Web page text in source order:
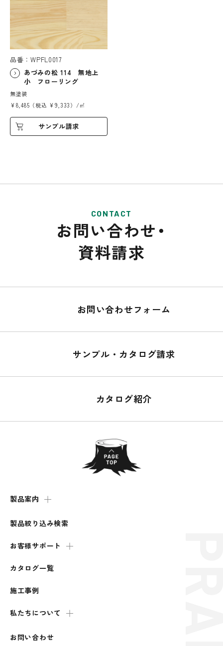
品番：WPFL0017
あづみの松 114 無地上
小 フローリング
無塗装
¥8,485（税込 ¥9,333）/㎡
サンプル請求
CONTACT
お問い合わせ・
資料請求
お問い合わせフォーム
サンプル・カタログ請求
カタログ紹介
製品案内
製品絞り込み検索
お客様サポート
カタログ一覧
施工事例
私たちについて
お問い合わせ